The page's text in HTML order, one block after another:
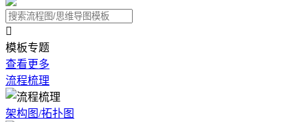

模板专题
查看更多
流程梳理
架构图/拓扑图